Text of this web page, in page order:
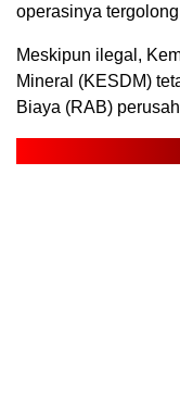
operasinya
Meskipun ilegal,
Mineral (KESDM)
Biaya (RAB)